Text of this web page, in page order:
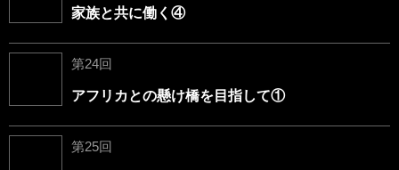
家族と共に働く④
第24回
アフリカとの懸け橋を目指して①
第25回